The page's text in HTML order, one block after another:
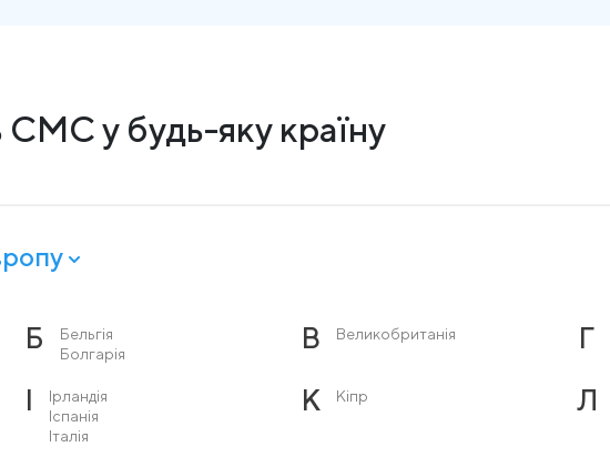
СМС у будь-яку країну
Б
Бельгія
Болгарія
В Великобританія Г
І
Ірландія
Іспанія
Італія
К Кіпр Л